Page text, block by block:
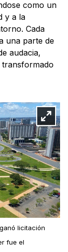
como un
y a la
Cada
una parte de
audacia,
licitación
fue el